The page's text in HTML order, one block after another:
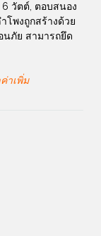
วัตต์, ตอบสนอง
โพงถูกสร้างด้วย
นภัย สามารถยึด
าเพิ่ม